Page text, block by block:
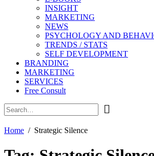
INSIGHT
MARKETING
NEWS
PSYCHOLOGY AND
TRENDS / STATS
SELF DEVELOPMENT
BRANDING
MARKETING
SERVICES
Free Consult
Home Strategic Silence